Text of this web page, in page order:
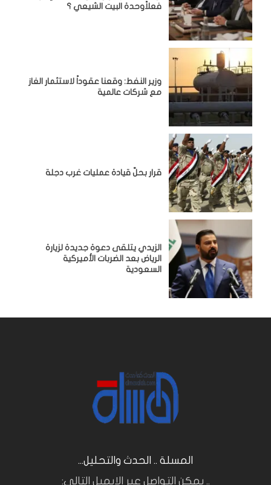
فعلاًوحدة البيت الشيعي ؟
وزير النفط: وقعنا عقوداً لاستثمار الغاز
مع شركات عالمية
قرار بحلّ قيادة عمليات غرب دجلة
الزيدي يتلقى دعوة جديدة لزيارة
الرياض بعد الضربات الأميركية
السعودية
المسلة .. الحدث والتحليل...
.. يمكن التواصل عبر الايميل التالي: